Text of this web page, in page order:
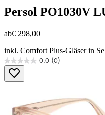
Persol PO1030V
ab€ 298,00
inkl. Comfort Plus-Gläser in
0.0 (0)
0.0
von
5